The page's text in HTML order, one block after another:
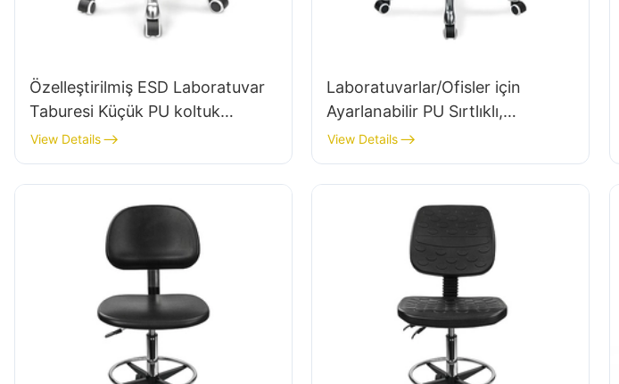
Özelleştirilmiş ESD Laboratuvar
Taburesi Küçük PU koltuk
ayarlanabilir yükseklik &
Laboratuvar IC için 5 Yıldızlı
Taban003
View Details
Laboratuvarlar/Ofisler için
Ayarlanabilir PU Sırtlıklı,
Yüksekliği Ayarlanabilir Koltuklu
ve Alüminyum 5 Yıldızlı Tabanlı
Premium Ergonomik Döner
Sandalye Ic027
View Details